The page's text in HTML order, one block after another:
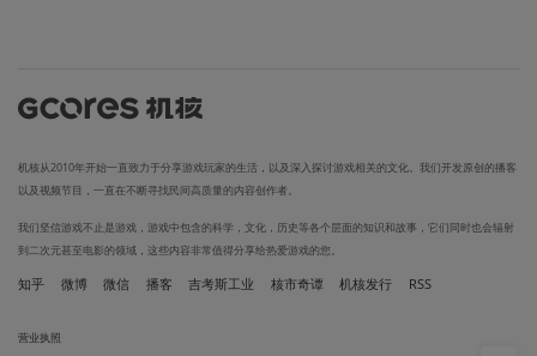
机核从2010年开始一直致力于分享游戏玩家的生活，以及深入探讨游戏相关的文化。我们开发原创的播客
以及视频节目，一直在不断寻找民间高质量的内容创作者。
我们坚信游戏不止是游戏，游戏中包含的科学，文化，历史等各个层面的知识和故事，它们同时也会辐射
到二次元甚至电影的领域，这些内容非常值得分享给热爱游戏的您。
知乎 微博 微信 播客 吉考斯工业 核市奇谭 机核发行 RSS
营业执照